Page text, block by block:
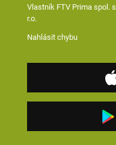
Vlastník FTV Prima spol. s
r.o.
Nahlásit chybu